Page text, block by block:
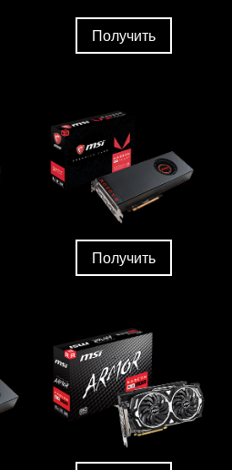
Получить
Получить